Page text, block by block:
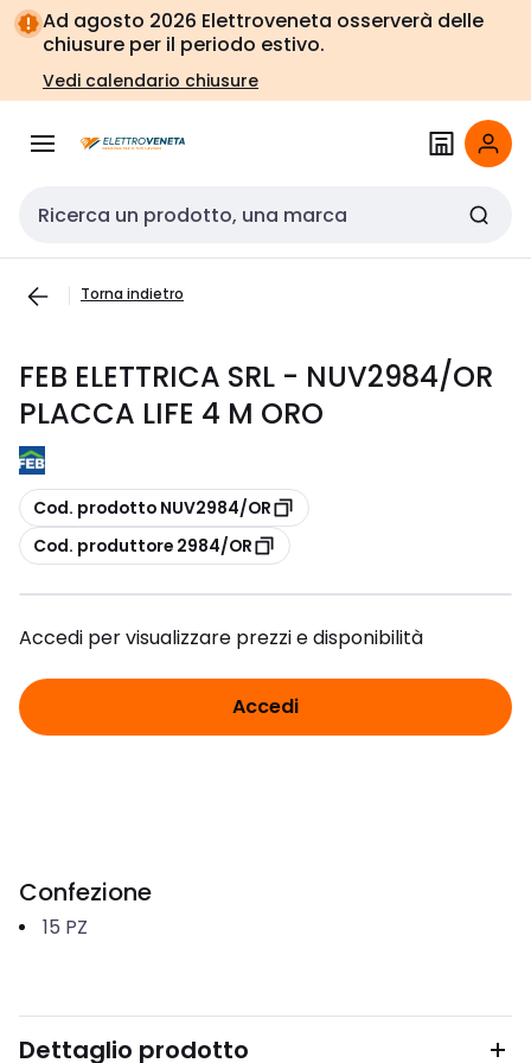
Vai alla
navigazione
Vai
alla
pagina
Ad agosto 2026 Elettroveneta osserverà delle
chiusure per il periodo estivo.
Vedi calendario chiusure
Cerca input
Torna indietro
FEB ELETTRICA SRL - NUV2984/OR
PLACCA LIFE 4 M ORO
copia
Cod. prodotto NUV2984/OR
copia
Cod. produttore 2984/OR
Accedi per visualizzare prezzi e disponibilità
Accedi
Confezione
15 PZ
Dettaglio prodotto